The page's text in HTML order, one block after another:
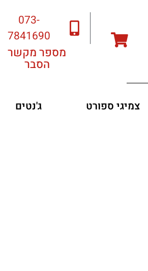
073-
7841690
מספר מקשר
הסבר
צמיגי ספורט ג'נטים